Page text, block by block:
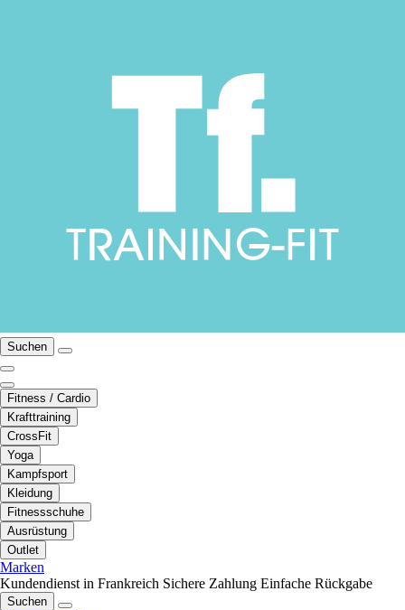
Suchen
Fitness / Cardio
Krafttraining
CrossFit
Yoga
Kampfsport
Kleidung
Fitnessschuhe
Ausrüstung
Outlet
Marken
Kundendienst in Frankreich Sichere Zahlung Einfache Rückgabe
Suchen